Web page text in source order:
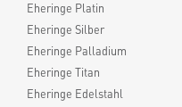
Eheringe Platin
Eheringe Silber
Eheringe Palladium
Eheringe Titan
Eheringe Edelstahl